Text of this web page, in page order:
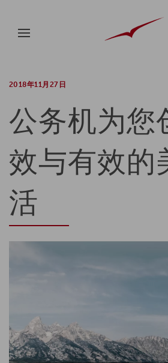
2018年11月27日
公务机为您
效与有效的
活